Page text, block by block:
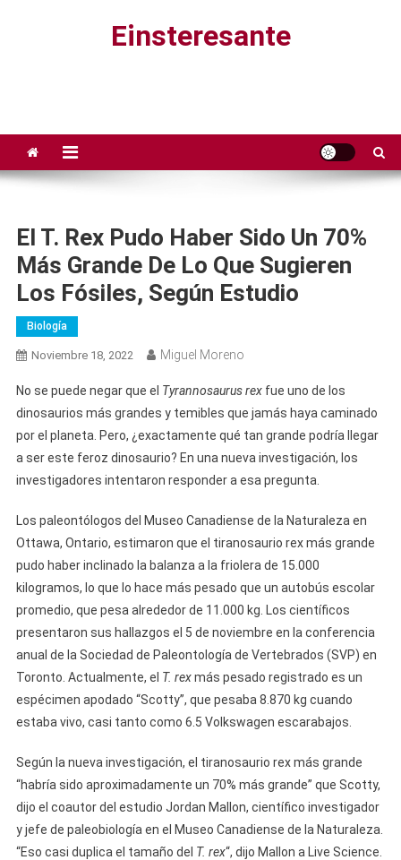
Einsteresante
El T. Rex Pudo Haber Sido Un 70%
Más Grande De Lo Que Sugieren
Los Fósiles, Según Estudio
Biología
Noviembre 18, 2022 Miguel Moreno
No se puede negar que el Tyrannosaurus rexfue uno de los
dinosaurios más grandes y temibles que jamás haya caminado
por el planeta. Pero, ¿exactamente qué tan grande podría llegar
a ser este feroz dinosaurio? En una nueva investigación, los
investigadores intentaron responder a esa pregunta.
Los paleontólogos del Museo Canadiense de la Naturaleza en
Ottawa, Ontario, estimaron que el tiranosaurio rex más grande
pudo haber inclinado la balanza a la friolera de 15.000
kilogramos, lo que lo hace más pesado que un autobús escolar
promedio, que pesa alrededor de 11.000 kg. Los científicos
presentaron sus hallazgos el 5 de noviembre en la conferencia
anual de la Sociedad de Paleontología de Vertebrados (SVP) en
Toronto. Actualmente, el T. rexmás pesado registrado es un
espécimen apodado “Scotty”, que pesaba 8.870 kg cuando
estaba vivo, casi tanto como 6.5 Volkswagen escarabajos.
Según la nueva investigación, el tiranosaurio rex más grande
“habría sido aproximadamente un 70% más grande” que Scotty,
dijo el coautor del estudio Jordan Mallon, científico investigador
y jefe de paleobiología en el Museo Canadiense de la Naturaleza.
“Eso casi duplica el tamaño del T. rex“, dijo Mallon a Live Science.